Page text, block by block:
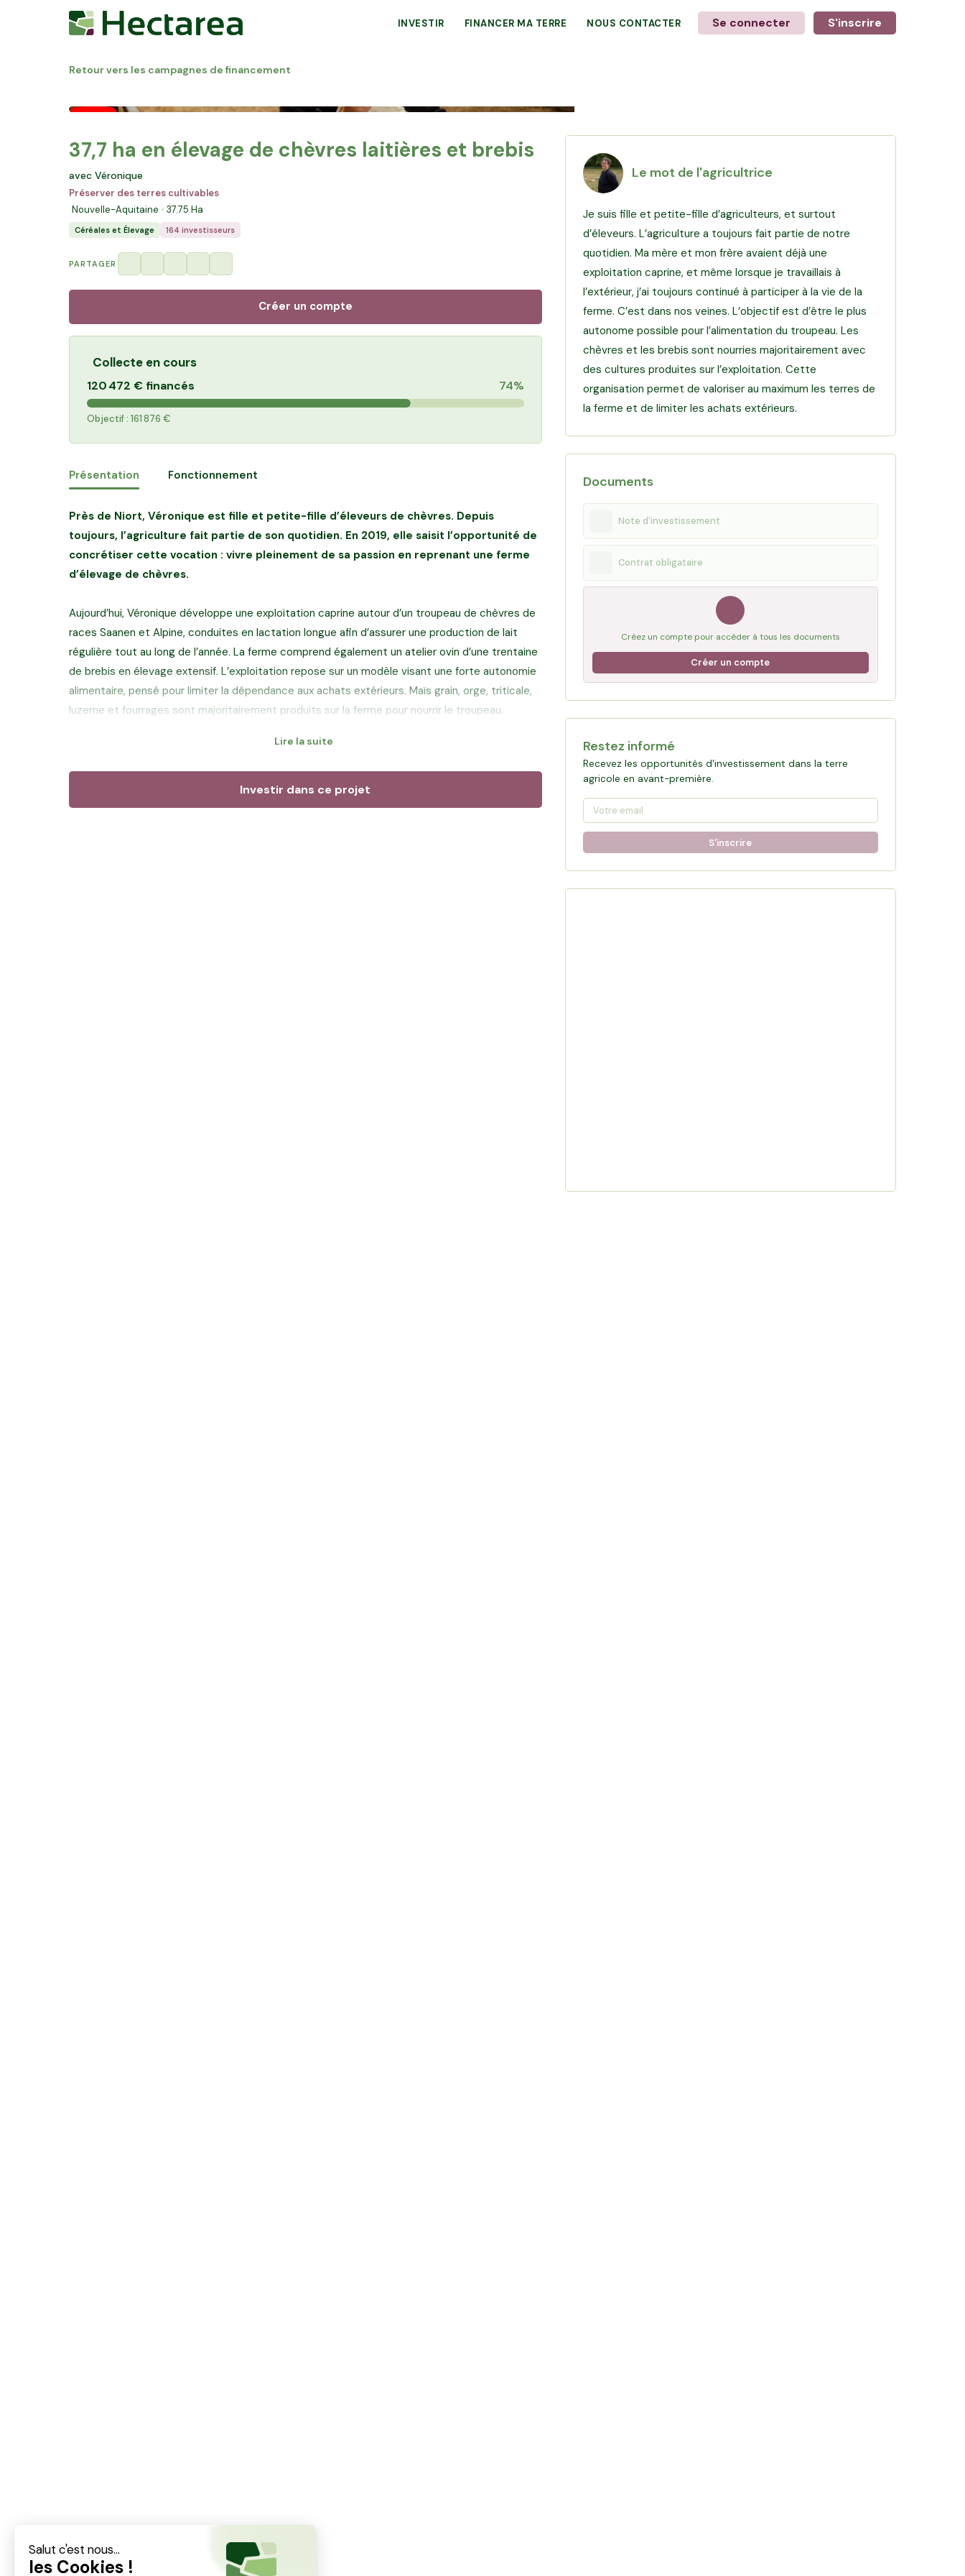
INVESTIR FINANCER MA TERRE NOUS CONTACTER Se connecter S'inscrire
Retour vers les campagnes de financement
37,7 ha en élevage de chèvres laitières et brebis
avec Véronique
Préserver des terres cultivables
Nouvelle-Aquitaine
37.75 Ha
Céréales et Élevage 164 investisseurs
PARTAGER
Créer un compte
Collecte en cours
120 472 € financés 74%
Objectif : 161 876 €
Présentation Fonctionnement
Près de Niort, Véronique est fille et petite-fille d’éleveurs de chèvres. Depuis
toujours, l’agriculture fait partie de son quotidien. En 2019, elle saisit l’opportunité de
concrétiser cette vocation : vivre pleinement de sa passion en reprenant une ferme
d’élevage de chèvres.
Aujourd’hui, Véronique développe une exploitation caprine autour d’un troupeau de chèvres de
races Saanen et Alpine, conduites en lactation longue afin d’assurer une production de lait
régulière tout au long de l’année. La ferme comprend également un atelier ovin d’une trentaine
de brebis en élevage extensif. L’exploitation repose sur un modèle visant une forte autonomie
alimentaire, pensé pour limiter la dépendance aux achats extérieurs. Maïs grain, orge, triticale,
luzerne et fourrages sont majoritairement produits sur la ferme pour nourrir le troupeau.
Entourée de sa famille au quotidien, avec le soutien de sa mère, de son frère et de sa belle-
sœur, elle s’appuie sur une organisation collective qui permet de faire vivre une exploitation à
taille humaine, tournée vers le soin apporté aux animaux. Le lait est collecté tous les trois jours
par la coopérative Terra Lacta, acteur reconnu de la filière laitière caprine française,
Lire la suite
Investir dans ce projet
Le mot de l'agricultrice
Je suis fille et petite-fille d’agriculteurs, et surtout
d’éleveurs. L’agriculture a toujours fait partie de notre
quotidien. Ma mère et mon frère avaient déjà une
exploitation caprine, et même lorsque je travaillais à
l’extérieur, j’ai toujours continué à participer à la vie de la
ferme. C’est dans nos veines. L’objectif est d’être le plus
autonome possible pour l’alimentation du troupeau. Les
chèvres et les brebis sont nourries majoritairement avec
des cultures produites sur l’exploitation. Cette
organisation permet de valoriser au maximum les terres de
la ferme et de limiter les achats extérieurs.
Documents
Note d'investissement
Contrat obligataire
Créez un compte pour accéder à tous les documents
Créer un compte
Restez informé
Recevez les opportunités d'investissement dans la terre
agricole en avant-première.
S'inscrire